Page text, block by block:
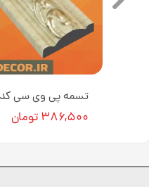
۳۸۶,۵۰۰ تومان